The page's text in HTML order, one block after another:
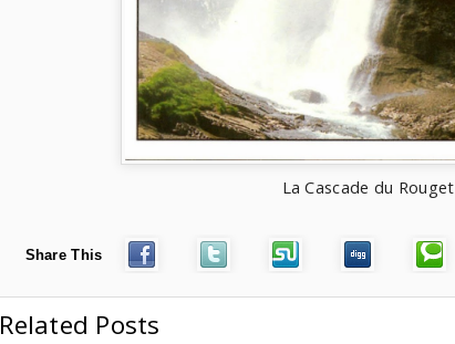
La Cascade du Rouget
Share This
Related Posts